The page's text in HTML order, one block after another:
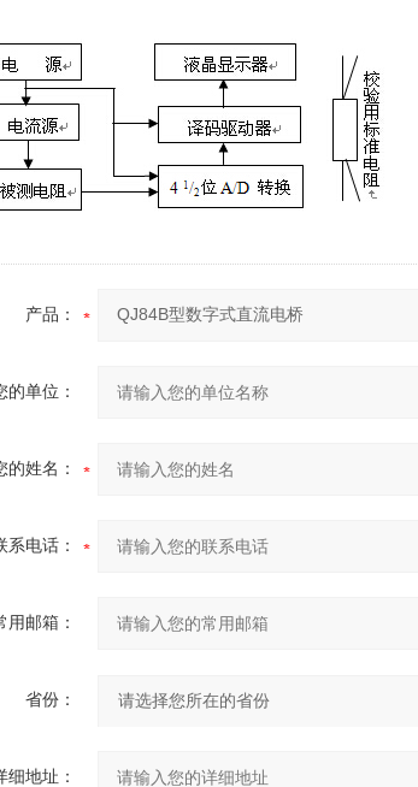
产品：
的单位：
的姓名：
系电话：
用邮箱：
省份：
细地址：